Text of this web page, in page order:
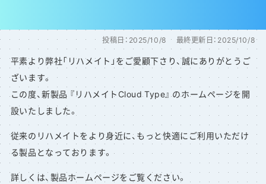
投稿日： 2025/10/8 最終更新日： 2025/10/8
平素より弊社「リハメイト」をご愛顧下さり、誠にありがとうご
ざいます。
この度、新製品 『リハメイトCloud Type』 のホームページを開
設いたしました。
従来のリハメイトをより身近に、もっと快適にご利用いただけ
る製品となっております。
詳しくは、製品ホームページをご覧ください。